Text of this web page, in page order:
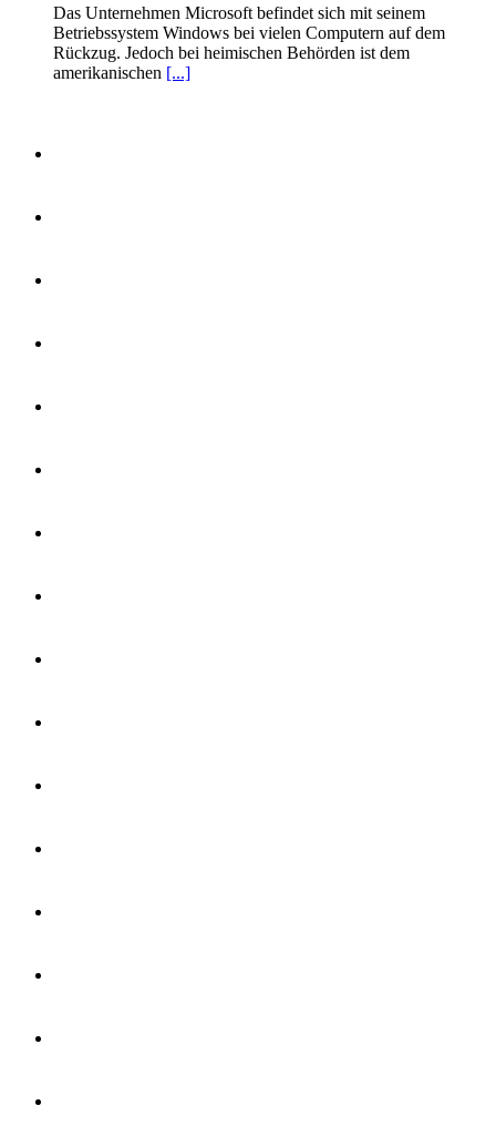
Das Unternehmen Microsoft befindet sich mit seinem
Betriebssystem Windows bei vielen Computern auf dem
Rückzug. Jedoch bei heimischen Behörden ist dem
amerikanischen [...]